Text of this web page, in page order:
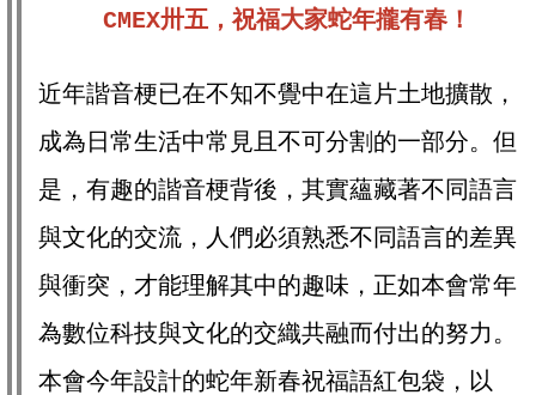
CMEX卅五，祝福大家蛇年攏有春！
近年諧音梗已在不知不覺中在這片土地擴散，
成為日常生活中常見且不可分割的一部分。但
是，有趣的諧音梗背後，其實蘊藏著不同語言
與文化的交流，人們必須熟悉不同語言的差異
與衝突，才能理解其中的趣味，正如本會常年
為數位科技與文化的交織共融而付出的努力。
本會今年設計的蛇年新春祝福語紅包袋，以